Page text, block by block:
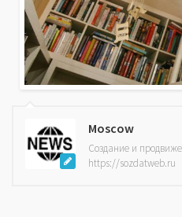
Moscow
Создание и
https://sozdatweb.ru